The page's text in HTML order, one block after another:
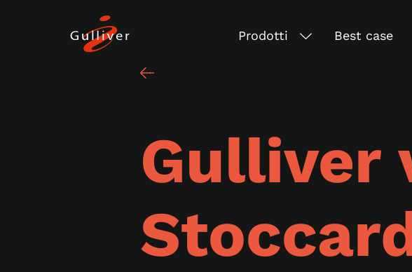
Prodotti Best case
Gulliver